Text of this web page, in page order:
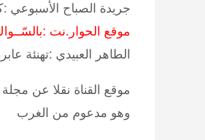
جريدة الصباح الأسبوعي
موقع الحوار.نت :بالسّــواك
الطاهر العبيدي :تهنئة
موقع القناة نقلا عن
وهو مدعوم من الغرب